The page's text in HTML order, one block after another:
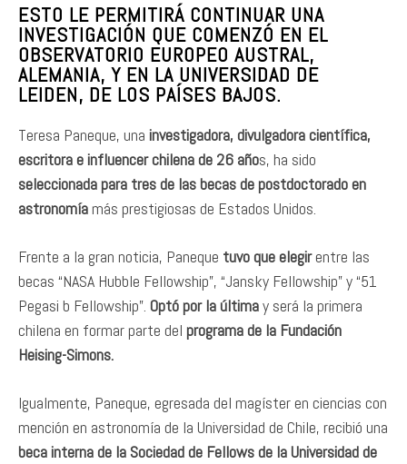
ESTO LE PERMITIRÁ CONTINUAR UNA
INVESTIGACIÓN QUE COMENZÓ EN EL
OBSERVATORIO EUROPEO AUSTRAL,
ALEMANIA, Y EN LA UNIVERSIDAD DE
LEIDEN, DE LOS PAÍSES BAJOS.
Teresa Paneque, una investigadora, divulgadora científica,
escritora e influencer chilena de 26 años, ha sido
seleccionada para tres de las becas de postdoctorado en
astronomíamás prestigiosas de Estados Unidos.
Frente a la gran noticia, Paneque tuvo que elegirentre las
becas “NASA Hubble Fellowship”, “Jansky Fellowship” y “51
Pegasi b Fellowship”. Optó por la últimay será la primera
chilena en formar parte del programa de la Fundación
Heising-Simons.
Igualmente, Paneque, egresada del magíster en ciencias con
mención en astronomía de la Universidad de Chile, recibió una
beca interna de la Sociedad de Fellows de la Universidad de